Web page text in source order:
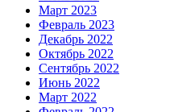
Март 2023
Февраль 2023
Декабрь 2022
Октябрь 2022
Сентябрь 2022
Июнь 2022
Март 2022